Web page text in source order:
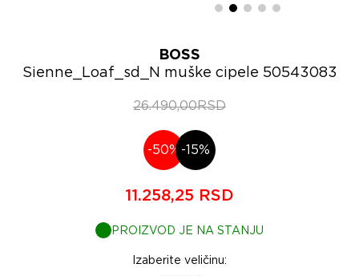
BOSS
Sienne_Loaf_sd_N muške cipele 50543083
26.490,00RSD
-50% -15%
11.258,25 RSD
PROIZVOD JE NA STANJU
Izaberite veličinu: